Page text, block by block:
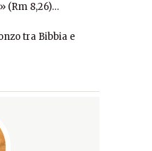
(Rm 8,26)…
tra Bibbia e